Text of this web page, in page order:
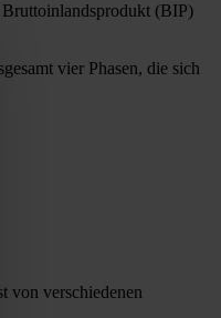
(BIP)
vier Phasen, die sich
von verschiedenen